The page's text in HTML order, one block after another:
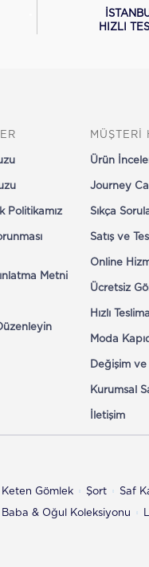
HIZLI
Politikamız
Metni
MÜŞTERİ
Ürün
Journey
Sıkça
Satış ve
Online
Ücretsiz
Hızlı
Moda
Değişim
Kurumsal
İletişim
Keten Gömlek Şort Saf
Baba & Oğul Koleksiyonu